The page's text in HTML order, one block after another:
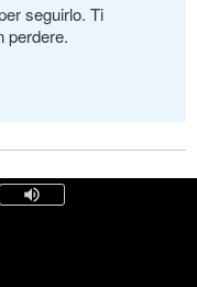
seguirlo. Ti
perdere.